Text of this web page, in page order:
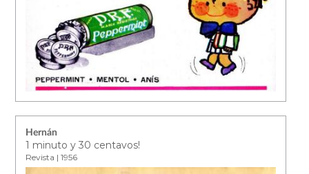
Hernán
1 minuto y 30 centavos!
Revista | 1956